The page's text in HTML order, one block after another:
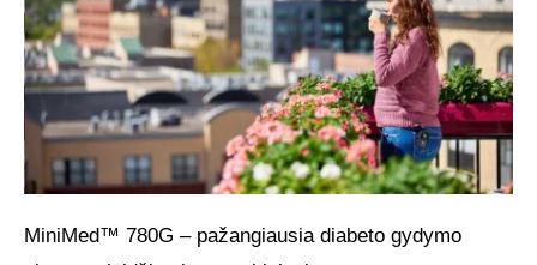
MiniMed™ 780G – pažangiausia diabeto gydymo